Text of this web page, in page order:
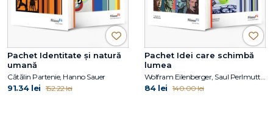
Pachet Identitate și natură
umană
Cătălin Partenie, Hanno Sauer
91.34 lei 152.22 lei
Pachet Idei care schimbă
lumea
84 lei 140.00 lei